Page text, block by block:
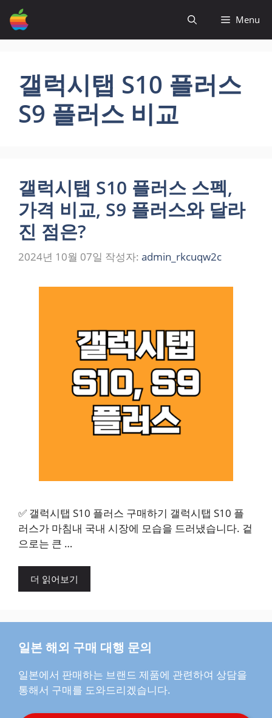
츠
Menu
갤럭시탭 S10 플러스
S9 플러스 비교
갤럭시탭 S10 플러스 스펙,
가격 비교, S9 플러스와 달라
진 점은?
2024년 10월 07일 작성자: admin_rkcuqw2c
✅ 갤럭시탭 S10 플러스 구매하기 갤럭시탭 S10 플
러스가 마침내 국내 시장에 모습을 드러냈습니다. 겉
으로는 큰 …
더 읽어보기
일본 해외 구매 대행 문의
일본에서 판매하는 브랜드 제품에 관련하여 상담을
통해서 구매를 도와드리겠습니다.